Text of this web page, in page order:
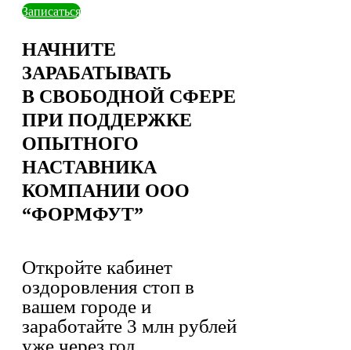
Записаться
НАЧНИТЕ
ЗАРАБАТЫВАТЬ
В СВОБОДНОЙ СФЕРЕ
ПРИ ПОДДЕРЖКЕ
ОПЫТНОГО
НАСТАВНИКА
КОМПАНИИ ООО
“ФОРМФУТ”
Откройте кабинет
оздоровления стоп в
вашем городе и
заработайте 3 млн рублей
уже через год